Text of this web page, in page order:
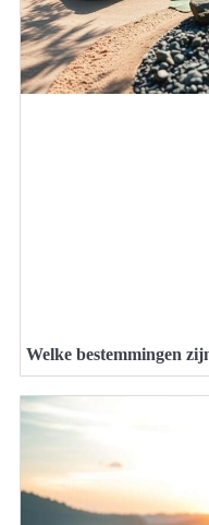
Welke bestemmingen